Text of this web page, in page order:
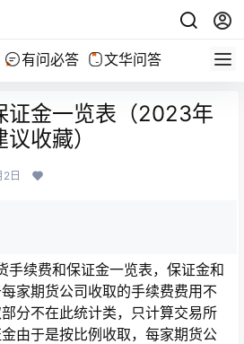
有问必答 文华问答
证金一览表（2023年
收藏）
日
续费和保证金一览表，保证金和
家期货公司收取的手续费费用不
分不在此统计类，只计算交易所
由于是按比例收取，每家期货公